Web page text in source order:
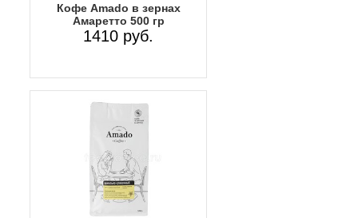
Кофе Amado в зернах
Амаретто 500 гр
1410 руб.